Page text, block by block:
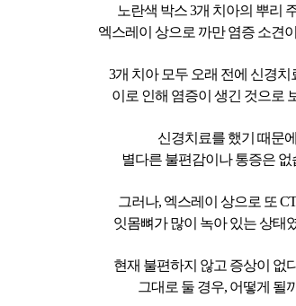
노란색 박스 3개 치아의 뿌리
엑스레이 상으로 까만 염증 소견
3개 치아 모두 오래 전에 신경치
이로 인해 염증이 생긴 것으로
신경치료를 했기 때문에
별다른 불편감이나 통증은 없
그러나, 엑스레이 상으로 또
잇몸뼈가 많이 녹아 있는 상태
현재 불편하지 않고 증상이 없
그대로 둘 경우, 어떻게 될